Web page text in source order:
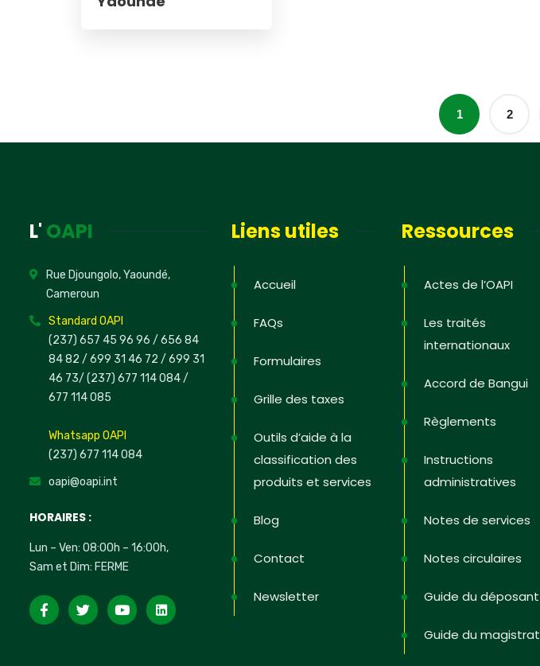
1 2
L' OAPI
Rue Djoungolo, Yaoundé,
Cameroun
Standard OAPI
(237) 657 45 96 96 / 656 84
84 82 / 699 31 46 72 / 699 31
46 73/ (237) 677 114 084 /
677 114 085
Whatsapp OAPI
(237) 677 114 084
oapi@oapi.int
HORAIRES :
Lun – Ven: 08:00h – 16:00h,
Sam et Dim: FERME
Liens utiles
Accueil
FAQs
Formulaires
Grille des taxes
Outils d’aide à la
classification des
produits et services
Blog
Contact
Newsletter
Ressources
Actes de l’OAPI
Les traités
internationaux
Accord de Bangui
Règlements
Instructions
administratives
Notes de services
Notes circulaires
Guide du déposant
Guide du magistrat